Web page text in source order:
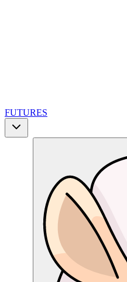
FUTURES